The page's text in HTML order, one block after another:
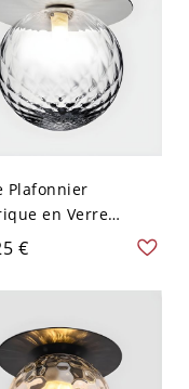
Plafonnier
en Verre
Lampe
avec Auvent en
Argent 110 V-120 V
€